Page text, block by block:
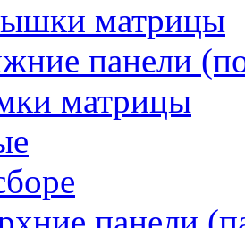
матрицы
панели
матрицы